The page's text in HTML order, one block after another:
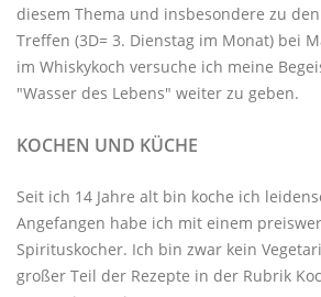
diesem Thema und insbesondere zu
Treffen (3D= 3. Dienstag im Monat) bei
im Whiskykoch versuche ich meine
"Wasser des Lebens" weiter zu geben.
KOCHEN UND KÜCHE
Seit ich 14 Jahre alt bin koche ich
Angefangen habe ich mit einem
Spirituskocher. Ich bin zwar kein
großer Teil der Rezepte in der Rubrik